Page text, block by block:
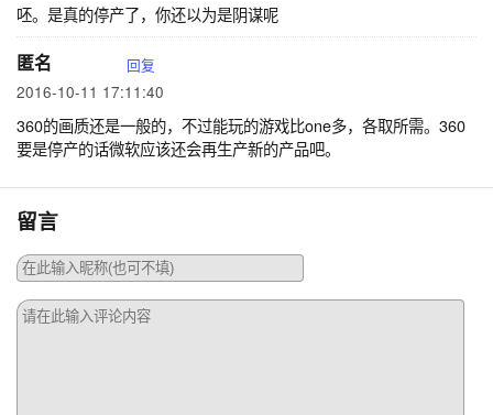
呸。是真的停产了，你还以为是阴谋呢
匿名 回复
2016-10-11 17:11:40
360的画质还是一般的，不过能玩的游戏比one多，各取所需。360
要是停产的话微软应该还会再生产新的产品吧。
留言